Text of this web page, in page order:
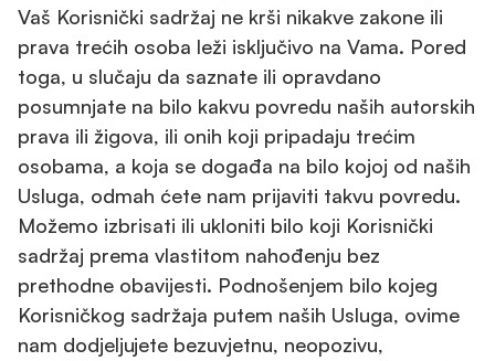
Vaš Korisnički sadržaj ne krši nikakve zakone ili
prava trećih osoba leži isključivo na Vama. Pored
toga, u slučaju da saznate ili opravdano
posumnjate na bilo kakvu povredu naših autorskih
prava ili žigova, ili onih koji pripadaju trećim
osobama, a koja se događa na bilo kojoj od naših
Usluga, odmah ćete nam prijaviti takvu povredu.
Možemo izbrisati ili ukloniti bilo koji Korisnički
sadržaj prema vlastitom nahođenju bez
prethodne obavijesti. Podnošenjem bilo kojeg
Korisničkog sadržaja putem naših Usluga, ovime
nam dodjeljujete bezuvjetnu, neopozivu,